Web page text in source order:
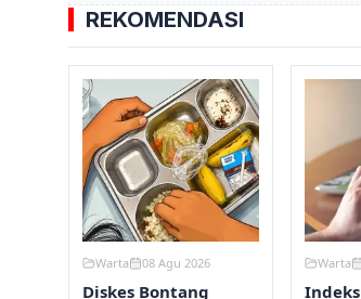
REKOMENDASI
Warta 08 Agu 2026
Diskes Bontang
Warta